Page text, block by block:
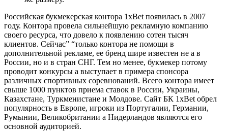
Российская букмекерская контора 1xBet появилась в 2007
году. Контора провела сильнейшую рекламную компанию
своего ресурса, что довело к появлению сотен тысяч
клиентов. Сейчас” “только контора не помощи в
дополнительной рекламе, ее бренд шире известен не а в
России, но и в стран СНГ. Тем но менее, букмекер потому
проводит конкурсы а выступает в примера спонсора
различных спортивных соревнований. Всего контора имеет
свыше 1000 пунктов приема ставок в России, Украины,
Казахстане, Туркменистане и Молдове. Сайт БК 1xBet обрел
популярность в Европе, игроки из Португалии, Германии,
Румынии, Великобритании а Нидерландов являются его
основной аудиторией.